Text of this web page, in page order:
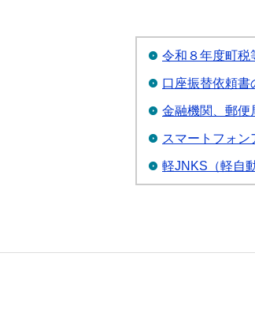
令和８年度町税
口座振替依頼書
金融機関、郵便
スマートフォ
軽JNKS（軽自